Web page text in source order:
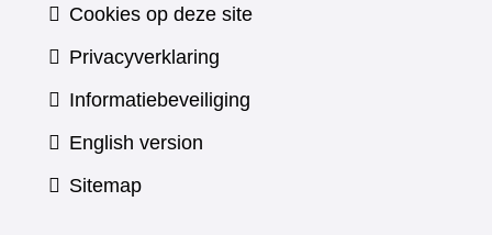
Cookies op deze site
Privacyverklaring
Informatiebeveiliging
English version
Sitemap